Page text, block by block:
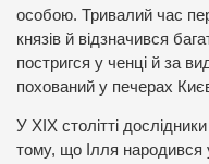
особою. Тривалий час
князів й відзначився
постригся у ченці й за
похований у печерах
У ХІХ столітті
тому, що Ілля народився